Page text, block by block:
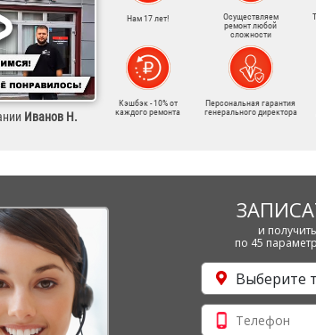
Иванов Н.
Нам 17 лет!
Осуществляем
ремонт любой
сложности
Кэшбэк - 10% от
каждого ремонта
Персональная гарантия
генерального директора
и
по 45
Выберите